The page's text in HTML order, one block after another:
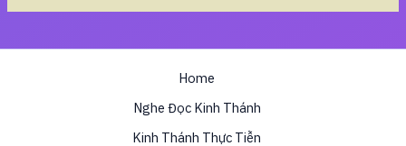
Home
Nghe Đọc Kinh Thánh
Kinh Thánh Thực Tiễn